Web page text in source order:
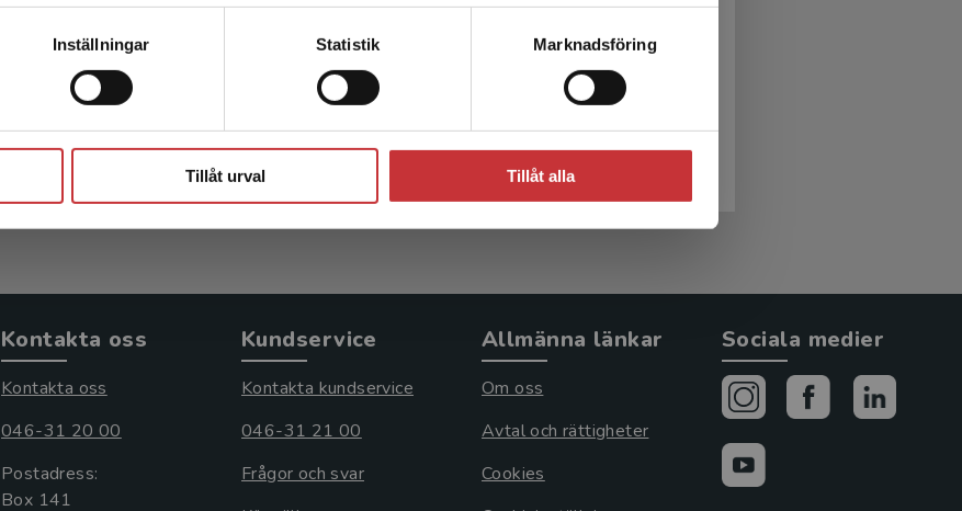
Inställningar Statistik Marknadsföring
Tillåt urval Tillåt alla
journalistikforskning
Karlsson, M - Strömbäck, J (red.)
Exkl. moms: 269 kr
Lokaljournalistik
Nygren, Gunnar - Tenor, Carina
Exkl. moms: 342 kr
Kontakta oss
Kontakta oss
046-31 20 00
Postadress:
Box 141
Kundservice
Kontakta kundservice
046-31 21 00
Frågor och svar
Allmänna länkar
Om oss
Avtal och rättigheter
Cookies
Sociala medier